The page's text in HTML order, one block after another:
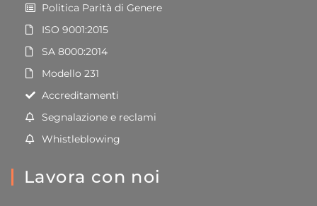
Politica Parità di Genere
ISO 9001:2015
SA 8000:2014
Modello 231
Accreditamenti
Segnalazione e reclami
Whistleblowing
Lavora con noi